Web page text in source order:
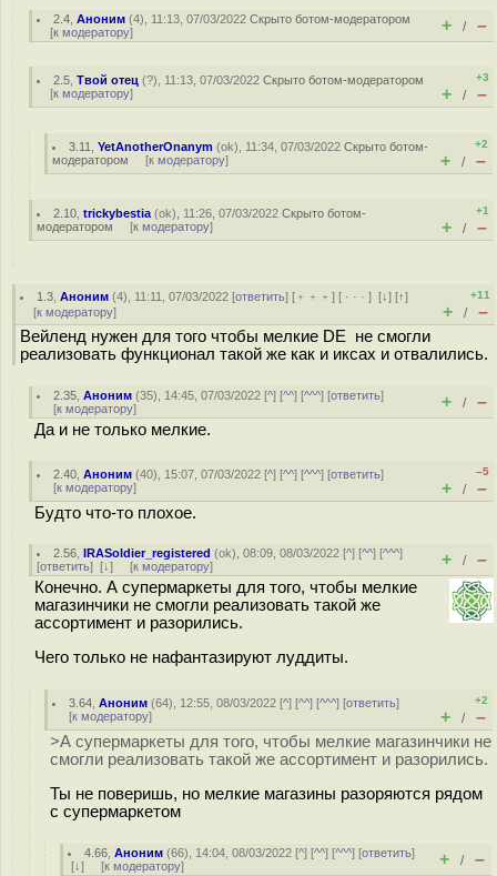
2.4 ,Аноним (4), 11:13, 07/03/2022Скрыто ботом-модератором
[к модератору] + / –
2.5 ,Твой отец (?), 11:13, 07/03/2022Скрыто ботом-модератором
[к модератору]
+3
+ / –
3.11 ,YetAnotherOnanym (ok), 11:34, 07/03/2022Скрыто ботом-
модератором [к модератору]
+2
+ / –
2.10 ,trickybestia (ok), 11:26, 07/03/2022Скрыто ботом-
модератором [к модератору]
+1
+ / –
1.3 ,Аноним (4), 11:11, 07/03/2022 [ответить] [ ﹢﹢﹢] [ · · ·][↓] [↑]
[к модератору]
+11
+ / –
Вейленд нужен для того чтобы мелкие DE не смогли
реализовать функционал такой же как и иксах и отвалились.
2.35 ,Аноним (35), 14:45, 07/03/2022 [^] [^^] [^^^] [ответить]
[к модератору] + / –
Да и не только мелкие.
2.40 ,Аноним (40), 15:07, 07/03/2022 [^] [^^] [^^^] [ответить]
[к модератору]
–5
+ / –
Будто что-то плохое.
2.56 ,IRASoldier_registered (ok), 08:09, 08/03/2022 [^] [^^] [^^^]
[ответить] [↓] [к модератору] + / –
Конечно. А супермаркеты для того, чтобы мелкие
магазинчики не смогли реализовать такой же
ассортимент и разорились.
Чего только не нафантазируют луддиты.
3.64 ,Аноним (64), 12:55, 08/03/2022 [^] [^^] [^^^] [ответить]
[к модератору]
+2
+ / –
>А супермаркеты для того, чтобы мелкие магазинчики не
смогли реализовать такой же ассортимент и разорились.
Ты не поверишь, но мелкие магазины разоряются рядом
с супермаркетом
4.66 ,Аноним (66), 14:04, 08/03/2022 [^] [^^] [^^^] [ответить]
[↓] [к модератору] + / –